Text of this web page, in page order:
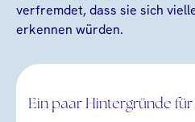
verfremdet, dass sie sich
erkennen würden.
Ein paar Hintergründe für